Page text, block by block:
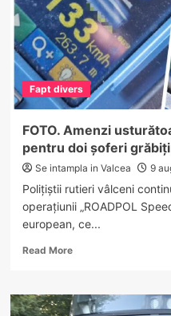
Opt
persoane
transportate
la
spital
Fapt divers
FOTO. Amenzi
pentru doi șoferi grăbiți
Se intampla in Valcea 9
Polițiștii rutieri vâlceni
operațiunii „ROADPOL
european, ce...
Read MoreRead
FOTO.
Amenzi